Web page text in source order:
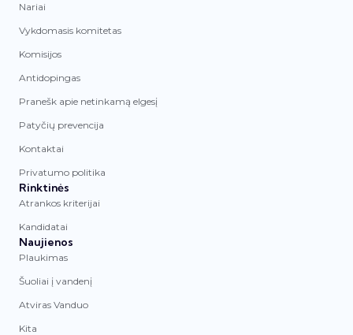
Nariai
Vykdomasis komitetas
Komisijos
Antidopingas
Pranešk apie netinkamą elgesį
Patyčių prevencija
Kontaktai
Privatumo politika
Rinktinės
Atrankos kriterijai
Kandidatai
Naujienos
Plaukimas
Šuoliai į vandenį
Atviras Vanduo
Kita